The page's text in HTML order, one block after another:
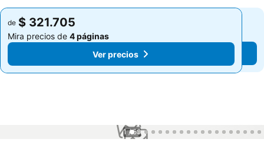
de $ 321.705
Mira precios de 4 páginas
Ver precios
de $ 321.705
Mira precios de 4 páginas
Ver precios
1 / 59